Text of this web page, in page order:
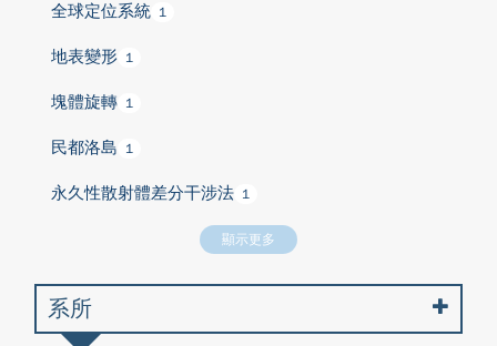
全球定位系統 1
地表變形 1
塊體旋轉 1
民都洛島 1
永久性散射體差分干涉法 1
顯示更多
系所